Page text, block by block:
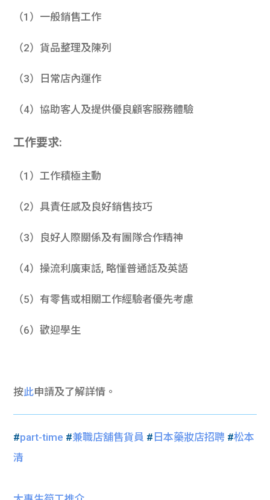
（1）一般銷售工作
（2）貨品整理及陳列
（3）日常店內運作
（4）協助客人及提供優良顧客服務體驗
工作要求:
（1）工作積極主動
（2）具責任感及良好銷售技巧
（3）良好人際關係及有團隊合作精神
（4）操流利廣東話, 略懂普通話及英語
（5）有零售或相關工作經驗者優先考慮
（6）歡迎學生
按此申請及了解詳情。
#part-time #兼職店舖售貨員 # 日本藥妝店招聘 #松本
清